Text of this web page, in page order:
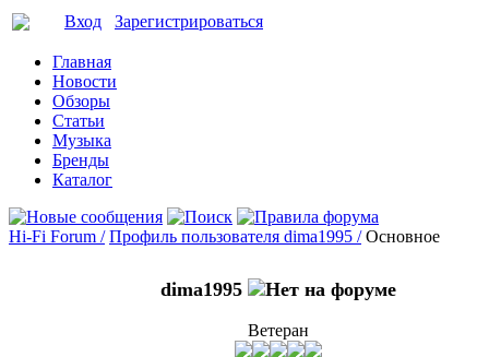
Вход Зарегистрироваться
Главная
Новости
Обзоры
Статьи
Музыка
Бренды
Каталог
Hi-Fi Forum / Профиль пользователя dima1995 / Основное
dima1995
Ветеран